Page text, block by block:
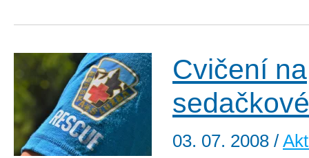
Cvičení na
03. 07. 2008 /